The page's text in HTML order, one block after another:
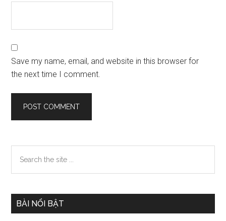
Save my name, email, and website in this browser for
the next time I comment.
Primary
Sidebar
the
BÀI NỔI BẬT